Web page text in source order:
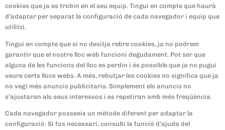
cookies que ja es trobin en el seu equip. Tingui en compte que haurà
d’adaptar per separat la configuració de cada navegador i equip que
utilitzi.
Tingui en compte que si no desitja rebre cookies, ja no podrem
garantir que el nostre lloc web funcioni degudament. Pot ser que
alguna de les funcions del lloc es perdin i és possible que ja no pugui
veure certs llocs webs. A més, rebutjar les cookies no significa que ja
no vegi més anuncis publicitaris. Simplement els anuncis no
s’ajustaran als seus interessos i es repetiran amb més freqüència.
Cada navegador posseeix un mètode diferent per adaptar la
configuració. Si fos necessari, consulti la funció d’ajuda del